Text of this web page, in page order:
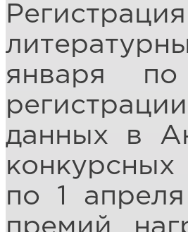
января
данных в
конкурсных
по 1
премий,